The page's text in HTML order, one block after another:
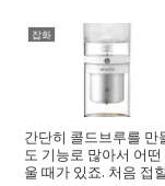
잡화
간단히 콜드브루를 만
도 기능로 많아서 어
울 때가 있죠. 처음 접